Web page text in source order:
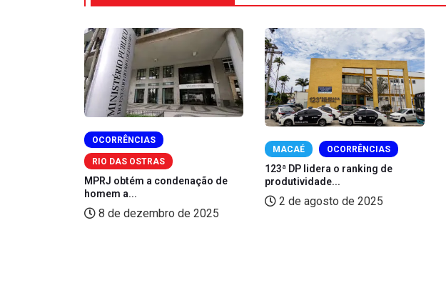
OCORRÊNCIAS
RIO DAS OSTRAS
MPRJ obtém a condenação de
homem a...
8 de dezembro de 2025
MACAÉ OCORRÊNCIAS
123ª DP lidera o ranking de
produtividade...
2 de agosto de 2025